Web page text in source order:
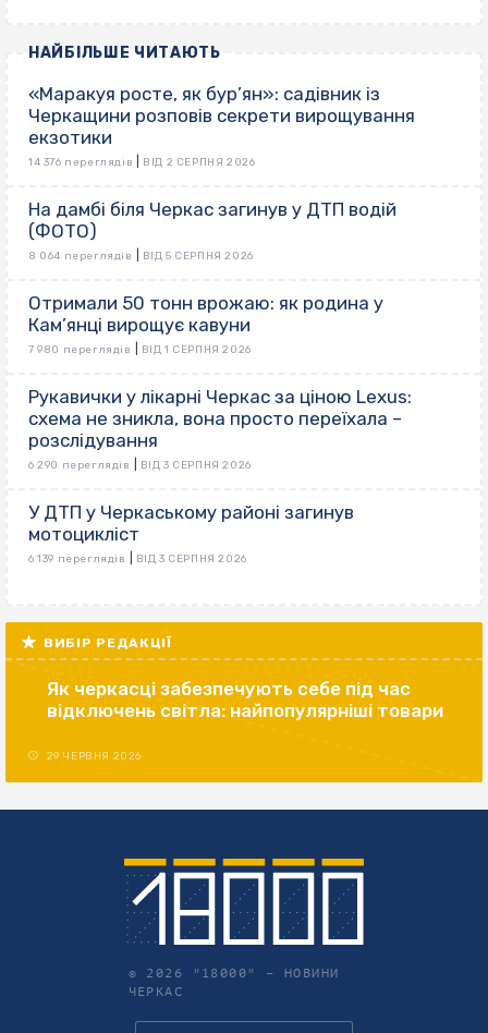
НАЙБІЛЬШЕ ЧИТАЮТЬ
«Маракуя росте, як бур’ян»: садівник із
Черкащини розповів секрети вирощування
екзотики
14 376 переглядів ВІД 2 СЕРПНЯ 2026
На дамбі біля Черкас загинув у ДТП водій
(ФОТО)
8 064 переглядів ВІД 5 СЕРПНЯ 2026
Отримали 50 тонн врожаю: як родина у
Кам’янці вирощує кавуни
7 980 переглядів ВІД 1 СЕРПНЯ 2026
Рукавички у лікарні Черкас за ціною Lexus:
схема не зникла, вона просто переїхала –
розслідування
6 290 переглядів ВІД 3 СЕРПНЯ 2026
У ДТП у Черкаському районі загинув
мотоцикліст
6 139 переглядів ВІД 3 СЕРПНЯ 2026
ВИБІР РЕДАКЦІЇ
Як черкасці забезпечують себе під час
відключень світла: найпопулярніші товари
29 ЧЕРВНЯ 2026
© 2026 "18000" – НОВИНИ
ЧЕРКАС